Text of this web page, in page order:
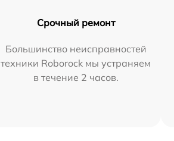
Срочный ремонт
Большинство неисправностей
техники Roborock мы устраняем
в течение 2 часов.